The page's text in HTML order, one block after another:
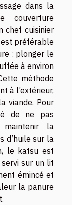
dans la
couverture
chef cuisinier
préférable
: plonger le
à environ
méthode
à l’extérieur,
viande. Pour
de ne pas
la
d’huile sur la
le katsu est
sur un lit
émincé et
la panure